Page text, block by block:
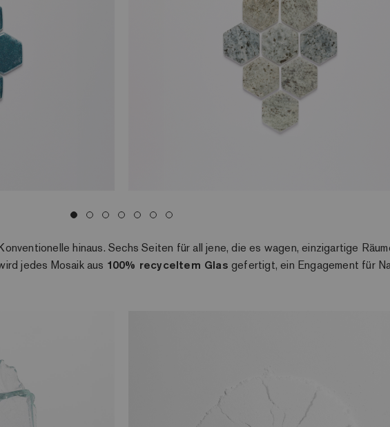
hinaus. Sechs Seiten für all jene, die es wagen, einzigartige
jedes Mosaik aus 100% recyceltem Glas gefertigt, ein Engagement für